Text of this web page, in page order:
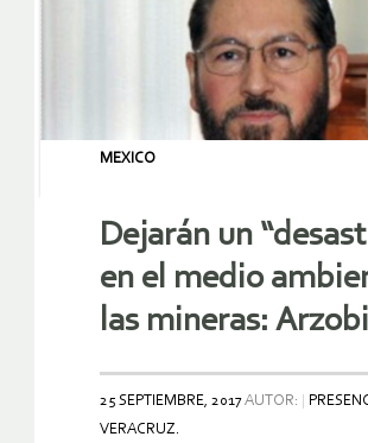
MEXICO
Dejarán un
en el medio
las mineras:
25 SEPTIEMBRE, 2017AUTOR:
VERACRUZ.